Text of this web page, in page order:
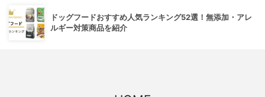
ドッグフードおすすめ人気ランキング52選！無添加・アレ
ルギー対策商品を紹介